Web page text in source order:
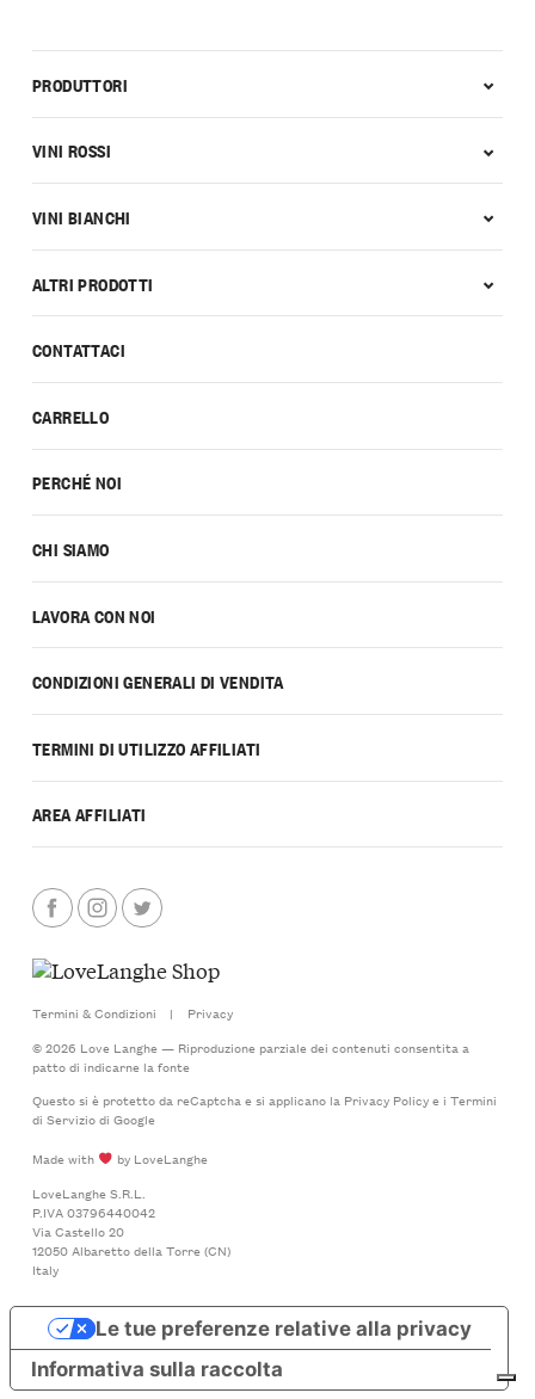
CONTATTACI
CARRELLO
PERCHÉ NOI
CHI SIAMO
LAVORA CON NOI
CONDIZIONI GENERALI DI VENDITA
TERMINI DI UTILIZZO AFFILIATI
AREA AFFILIATI
PRODUTTORI
VINI ROSSI
VINI BIANCHI
ALTRI PRODOTTI
Termini & Condizioni |
Privacy
© 2026 Love Langhe — Riproduzione parziale dei contenuti consentita a
patto di indicarne la fonte
Questo si è protetto da reCaptcha e si applicano la Privacy Policye i Termini
di Serviziodi Google
Made with
by LoveLanghe
LoveLanghe S.R.L.
P.IVA 03796440042
Via Castello 20
12050 Albaretto della Torre (CN)
Italy
Informativa sulla raccolta
Le tue preferenze relative alla privacy